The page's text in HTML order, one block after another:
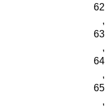
62
,
63
,
64
,
65
,